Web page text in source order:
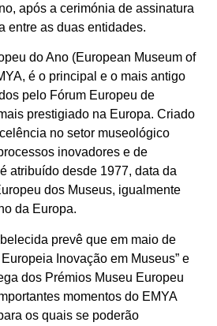
após a cerimónia de assinatura
entre as duas entidades.
do Ano (European Museum of
é o principal e o mais antigo
pelo Fórum Europeu de
prestigiado na Europa. Criado
no setor museológico
inovadores e de
atribuído desde 1977, data da
dos Museus, igualmente
da Europa.
prevê que em maio de
Inovação em Museus” e
dos Prémios Museu Europeu
momentos do EMYA
os quais se poderão